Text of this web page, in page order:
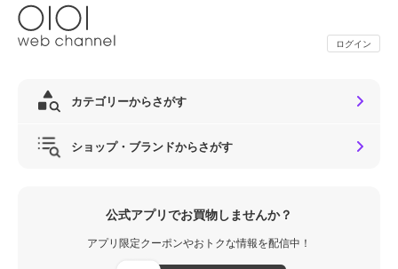
ログイン
カテゴリーからさがす
ショップ・ブランドからさがす
公式アプリでお買物しませんか？
アプリ限定クーポンやおトクな情報を配信中！